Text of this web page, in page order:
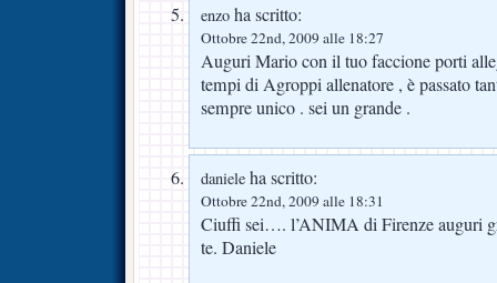
enzo ha scritto:
Ottobre 22nd, 2009 alle 18:27
Auguri Mario con il tuo faccione porti
tempi di Agroppi allenatore , è passato
sempre unico . sei un grande .
daniele ha scritto:
Ottobre 22nd, 2009 alle 18:31
Ciuffi sei…. l’ANIMA di Firenze auguri
te. Daniele